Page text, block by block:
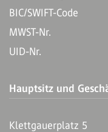
BIC/SWIFT-Code
MWST-Nr.
UID-Nr.
Hauptsitz und
Klettgauerplatz 5